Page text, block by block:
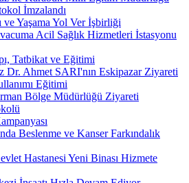
İmzalandı
ve Yaşama Yol Ver İşbirliği
Acil Sağlık Hizmetleri İstasyonu
Tatbikat ve Eğitimi
Dr. Ahmet SARI'nın Eskipazar Ziyareti
Eğitimi
Bölge Müdürlüğü Ziyareti
Beslenme ve Kanser Farkındalık
Hastanesi Yeni Binası Hizmete